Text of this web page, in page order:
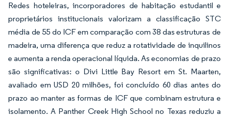
Redes hoteleiras, incorporadores de habitação estudantil e
proprietários institucionais valorizam a classificação STC
média de 55 do ICF em comparação com 38 das estruturas de
madeira, uma diferença que reduz a rotatividade de inquilinos
e aumenta a renda operacional líquida. As economias de prazo
são significativas: o Divi Little Bay Resort em St. Maarten,
avaliado em USD 20 milhões, foi concluído 60 dias antes do
prazo ao manter as formas de ICF que combinam estrutura e
isolamento. A Panther Creek High School no Texas reduziu a